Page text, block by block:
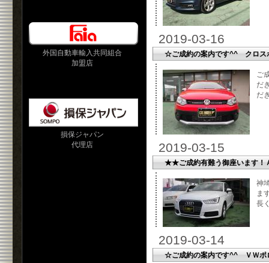
外国自動車輸入共同組合
加盟店
損保ジャパン
代理店
2019-03-16
☆ご成約の案内です^^ クロ
ご
だ
だ
2019-03-15
★★ご成約有難う御座います
神
ま
長
2019-03-14
☆ご成約の案内です^^ ＶＷ